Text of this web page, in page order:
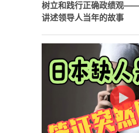
树立和践行正确政绩观
讲述领导人当年的故事